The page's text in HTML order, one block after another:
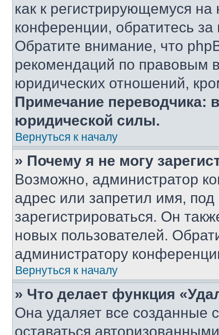
как к регистрирующемуся
конференции, обратитесь
Обратите внимание, что
рекомендаций по правовым
юридических отношений,
Примечание переводчика:
юридической силы.
Вернуться к началу
» Почему я не могу
Возможно, администратор
адрес или запретил имя,
зарегистрироваться. Он
новых пользователей.
администратору
Вернуться к началу
» Что делает функция
Она удаляет все созданные
оставаться